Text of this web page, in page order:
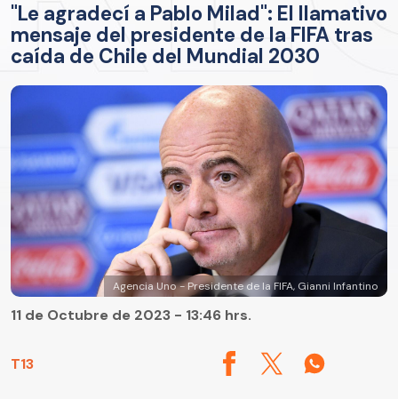
"Le agradecí a Pablo Milad": El llamativo
mensaje del presidente de la FIFA tras
caída de Chile del Mundial 2030
Agencia Uno - Presidente de la FIFA, Gianni Infantino
T13
11 de Octubre de 2023 - 13:46 hrs.